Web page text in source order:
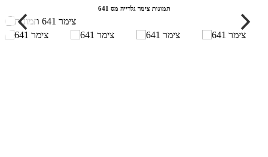
תמונות צימר גלרייה מס 641